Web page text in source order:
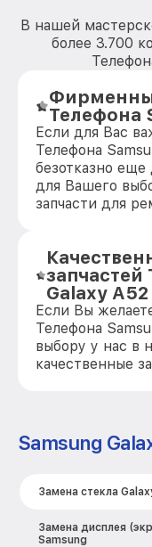
В нашей
более 3.700
Телефона
Если для Вас
Телефона
безотказно
для Вашего
запчасти для
запчастей
Galaxy A52
Если Вы
Телефона
выбору у нас в
качественные
Samsung
Замена стекла
Замена дисплея
Samsung